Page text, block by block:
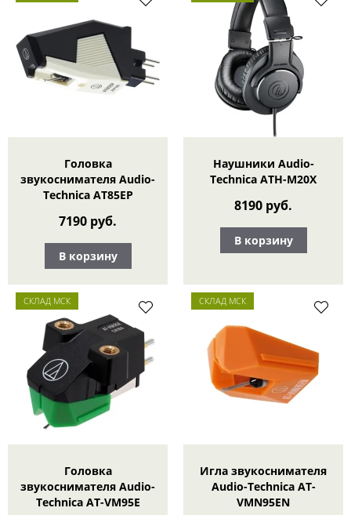
Головка
звукоснимателя Audio-
Technica AT85EP
7190 руб.
В корзину
Наушники Audio-
Technica ATH-M20X
8190 руб.
В корзину
СКЛАД МСК
Головка
звукоснимателя Audio-
Technica AT-VM95E
СКЛАД МСК
Игла звукоснимателя
Audio-Technica AT-
VMN95EN